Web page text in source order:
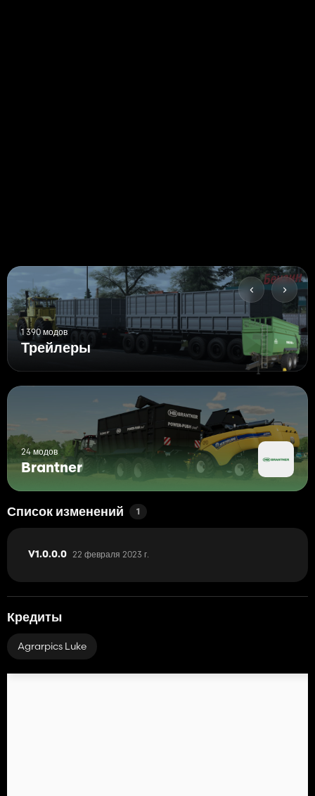
1 390 модов
Трейлеры
24 модов
Brantner
Список изменений 1
V1.0.0.0 22 февраля 2023 г.
Кредиты
Agrarpics Luke